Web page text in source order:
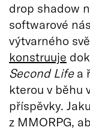
drop shadow
softwarové
výtvarného
konstruuje
Second Lifea
kterou v běhu
příspěvky.
z MMORPG,